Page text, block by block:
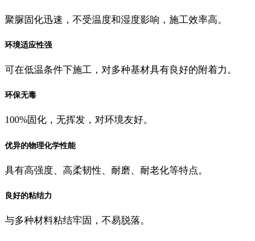
聚脲固化迅速，不受温度和湿度影响，施工效率高。
环境适应性强
可在低温条件下施工，对多种基材具有良好的附着力。
环保无毒
100%固化，无挥发，对环境友好。
优异的物理化学性能
具有高强度、高柔韧性、耐磨、耐老化等特点。
良好的粘结力
与多种材料粘结牢固，不易脱落。